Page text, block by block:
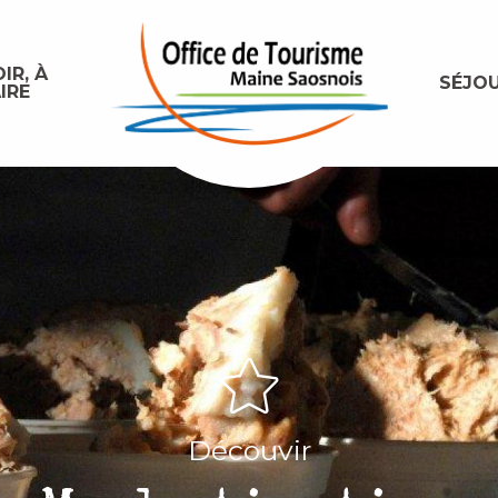
À
Découvir